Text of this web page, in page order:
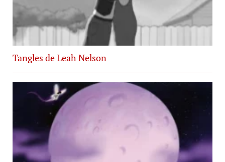
Tangles de Leah Nelson